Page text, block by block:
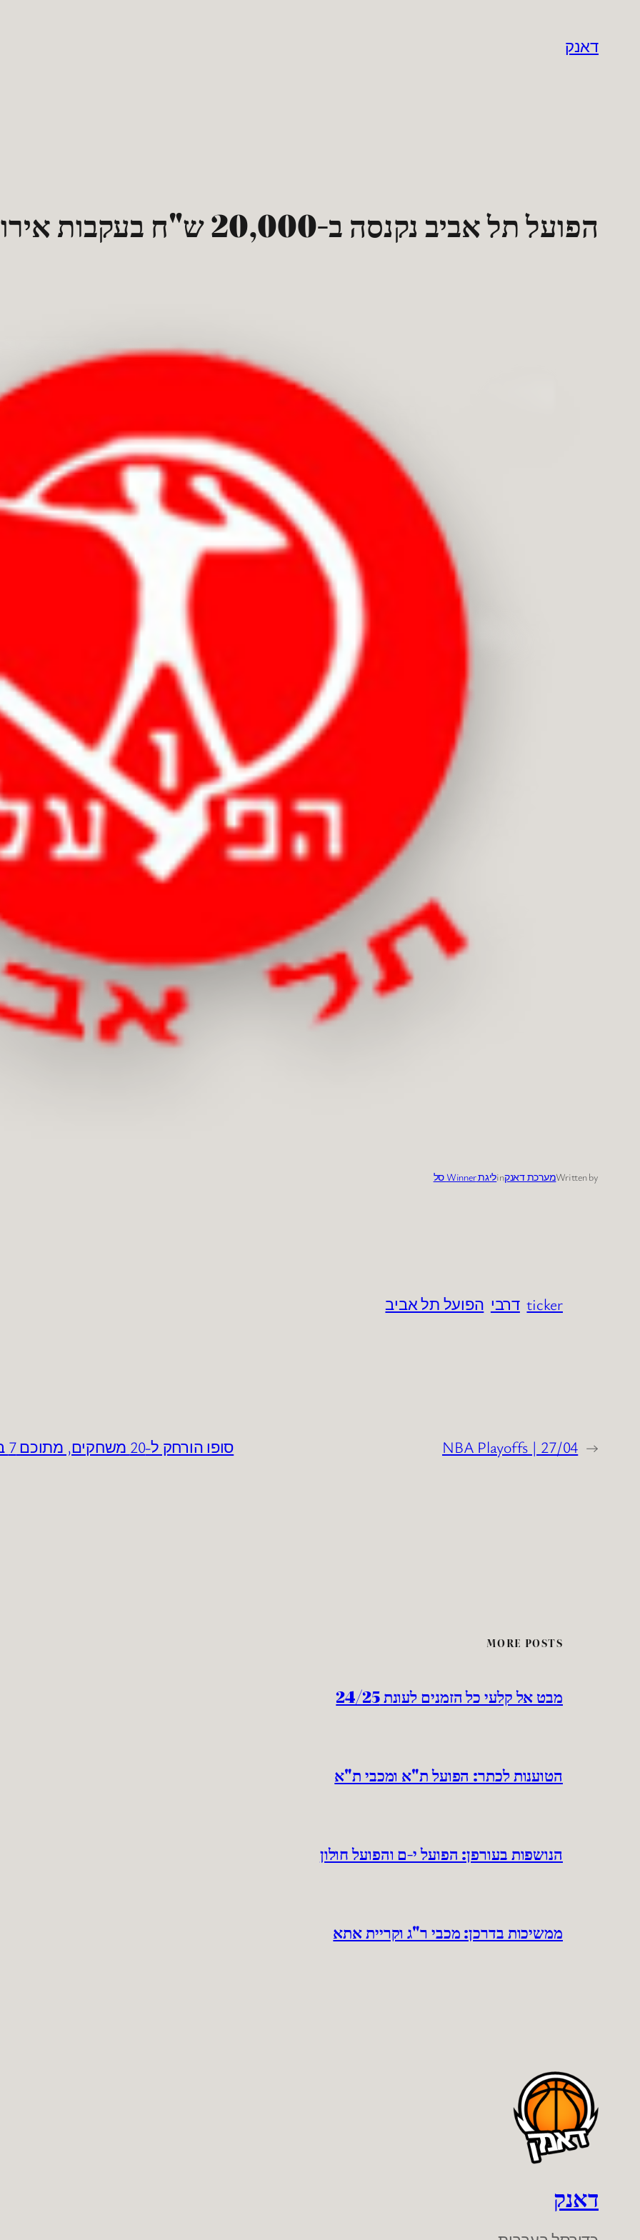
דאנק
הפועל תל אביב נקנסה ב-20,000 ש"ח בעקבות אירועי הדרבי.
Written byמערכת דאנקinליגת Winner סל
ticker דרבי הפועל תל אביב
←
NBA Playoffs | 27/04 סופו הורחק ל-20 משחקים, מתוכם 7 בפועל, ע"י בית הדין המשמעתי של האיגוד
MORE POSTS
מבט אל קלעי כל הזמנים לעונת 24/25
הטוענות לכתר: הפועל ת"א ומכבי ת"א
הנושפות בעורפן: הפועל י-ם והפועל חולון
ממשיכות בדרכן: מכבי ר"ג וקריית אתא
דאנק